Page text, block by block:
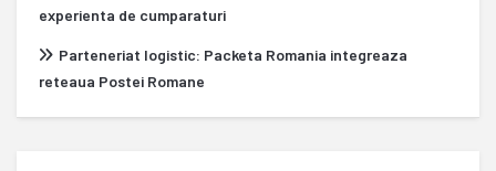
experienta de cumparaturi
Parteneriat logistic: Packeta Romania integreaza
reteaua Postei Romane